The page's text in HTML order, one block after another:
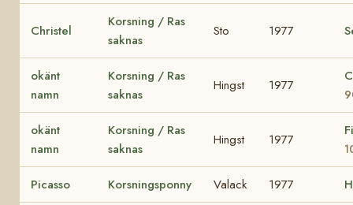
Christel
Korsning / Ras
saknas
Sto 1977
okänt
namn
Korsning / Ras
saknas
Hingst 1977
okänt
namn
Korsning / Ras
saknas
Hingst 1977
Picasso Korsningsponny Valack 1977